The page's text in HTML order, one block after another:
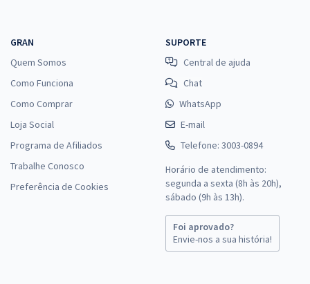
GRAN
Quem Somos
Como Funciona
Como Comprar
Loja Social
Programa de Afiliados
Trabalhe Conosco
Preferência de Cookies
SUPORTE
Central de ajuda
Chat
WhatsApp
E-mail
Telefone: 3003-0894
Horário de atendimento:
segunda a sexta (8h às 20h),
sábado (9h às 13h).
Foi aprovado?
Envie-nos a sua história!